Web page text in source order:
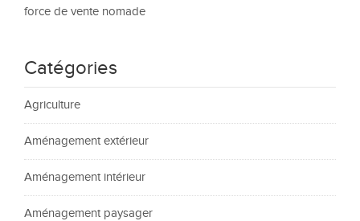
force de vente nomade
Catégories
Agriculture
Aménagement extérieur
Aménagement intérieur
Aménagement paysager